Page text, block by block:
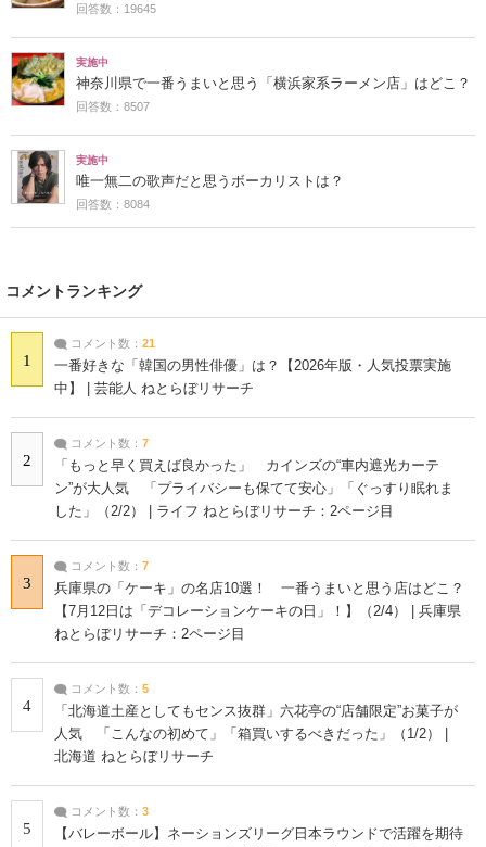
回答数：19645
実施中
神奈川県で一番うまいと思う「横浜家系ラーメン店」はどこ？
回答数：8507
実施中
唯一無二の歌声だと思うボーカリストは？
回答数：8084
コメントランキング
1
コメント数： 21
一番好きな「韓国の男性俳優」は？【2026年版・人気投票実施
中】 | 芸能人 ねとらぼリサーチ
2
コメント数： 7
「もっと早く買えば良かった」 カインズの“車内遮光カーテ
ン”が大人気 「プライバシーも保てて安心」「ぐっすり眠れま
した」（2/2） | ライフ ねとらぼリサーチ：2ページ目
3
コメント数： 7
兵庫県の「ケーキ」の名店10選！ 一番うまいと思う店はどこ？
【7月12日は「デコレーションケーキの日」！】（2/4） | 兵庫県
ねとらぼリサーチ：2ページ目
4
コメント数： 5
「北海道土産としてもセンス抜群」六花亭の“店舗限定”お菓子が
人気 「こんなの初めて」「箱買いするべきだった」（1/2） |
北海道 ねとらぼリサーチ
5
コメント数： 3
【バレーボール】ネーションズリーグ日本ラウンドで活躍を期待